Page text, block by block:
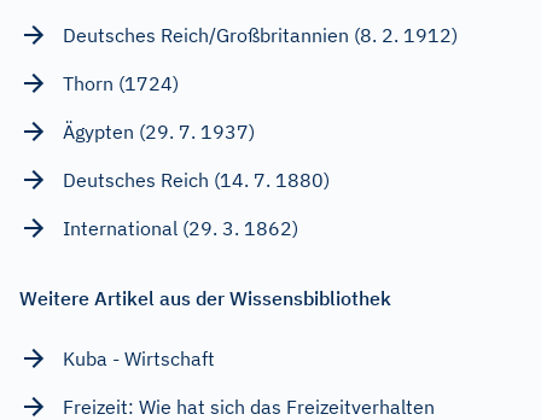
Deutsches Reich/Großbritannien (8. 2. 1912)
Thorn (1724)
Ägypten (29. 7. 1937)
Deutsches Reich (14. 7. 1880)
International (29. 3. 1862)
Weitere Artikel aus der Wissensbibliothek
Kuba - Wirtschaft
Freizeit: Wie hat sich das Freizeitverhalten